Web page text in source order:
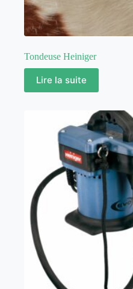
Tondeuse Heiniger
Lire la suite